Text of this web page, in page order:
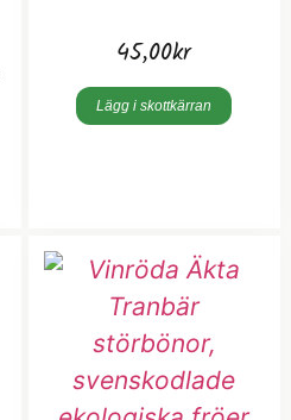
45,00kr
Lägg i skottkärran